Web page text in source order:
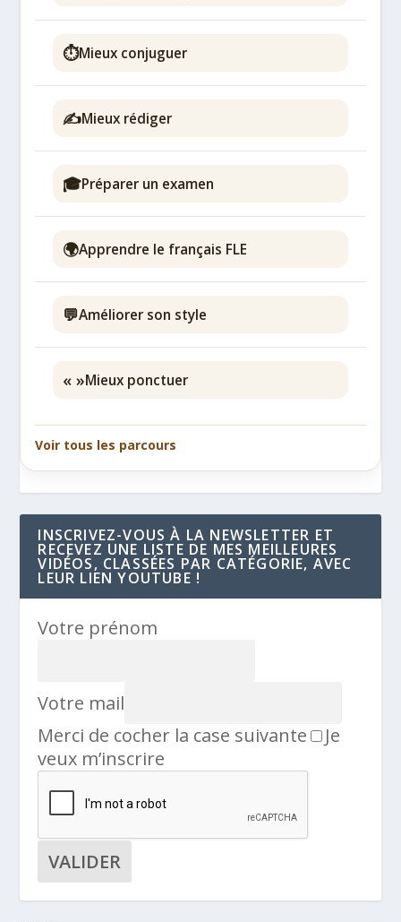
⏱️Mieux conjuguer
✍️Mieux rédiger
🎓Préparer un examen
🌍Apprendre le français FLE
💬Améliorer son style
« »Mieux ponctuer
Voir tous les parcours
INSCRIVEZ-VOUS À LA NEWSLETTER ET
RECEVEZ UNE LISTE DE MES MEILLEURES
VIDÉOS, CLASSÉES PAR CATÉGORIE, AVEC
LEUR LIEN YOUTUBE !
Votre prénom
Votre mail
Merci de cocher la case suivante
Je
veux m’inscrire